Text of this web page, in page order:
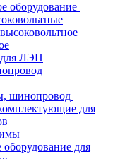
оборудование
для ЛЭП
шинопровод
для
для